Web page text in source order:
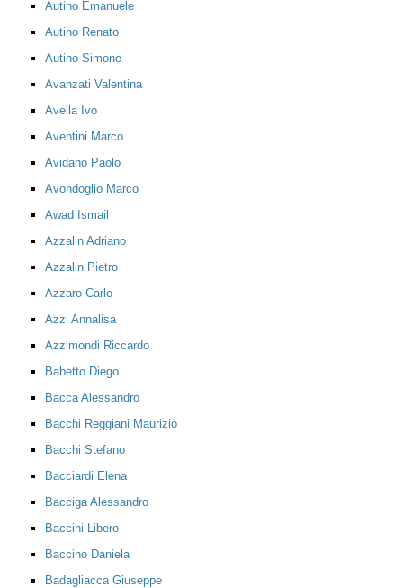
Autino Emanuele
Autino Renato
Autino Simone
Avanzati Valentina
Avella Ivo
Aventini Marco
Avidano Paolo
Avondoglio Marco
Awad Ismail
Azzalin Adriano
Azzalin Pietro
Azzaro Carlo
Azzi Annalisa
Azzimondi Riccardo
Babetto Diego
Bacca Alessandro
Bacchi Reggiani Maurizio
Bacchi Stefano
Bacciardi Elena
Bacciga Alessandro
Baccini Libero
Baccino Daniela
Badagliacca Giuseppe